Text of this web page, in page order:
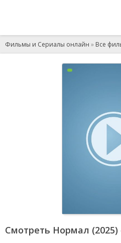
Фильмы и Сериалы онлайн » Все
Смотреть Нормал (2025)